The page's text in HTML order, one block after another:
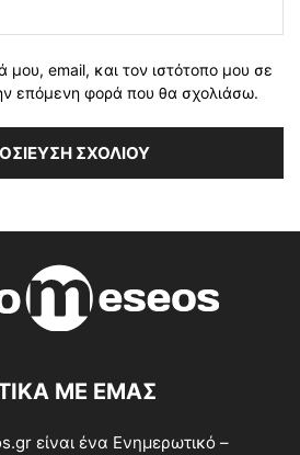
email, και τον ιστότοπο μου σε
επόμενη φορά που θα σχολιάσω.
ΜΕ ΕΜΑΣ
είναι ένα Ενημερωτικό –